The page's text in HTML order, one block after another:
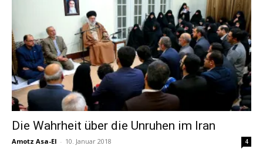
Die Wahrheit über die Unruhen im Iran
Amotz Asa-El - 10. Januar 2018 4